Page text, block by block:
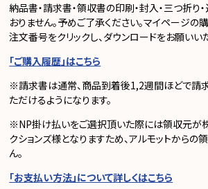
納品書・請求書・領収書の印刷・封入・三つ折り
おりません。予めご了承ください。マイページ
注文番号をクリックし、ダウンロードをお願いい
「ご購入履歴」はこちら
※請求書は通常、商品到着後1,2週間ほどで請
ただけるようになります。
※NP掛け払いをご選択頂いた際には領収元が
クションズ様となりますため、アルモットからの
ん。
「お支払い方法」について詳しくはこちら